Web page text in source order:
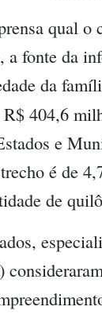
qual
a fonte da
da
404,6
e
é de
de